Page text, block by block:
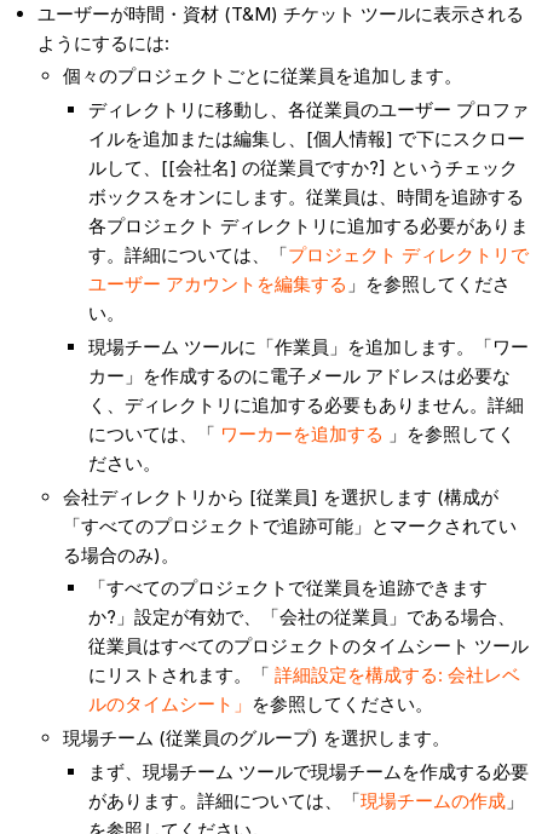
ユーザーが時間・資材 (T&M) チケット ツールに表示される
ようにするには:
個々のプロジェクトごとに従業員を追加します。
ディレクトリに移動し、各従業員のユーザー プロファ
イルを追加または編集し、[個人情報] で下にスクロー
ルして、[[会社名] の従業員ですか?] というチェック
ボックスをオンにします。従業員は、時間を追跡する
各プロジェクト ディレクトリに追加する必要がありま
す。詳細については、「プロジェクト ディレクトリで
ユーザー アカウントを編集する 」を参照してくださ
い。
現場チーム ツールに「作業員」を追加します。「ワー
カー」を作成するのに電子メール アドレスは必要な
く、ディレクトリに追加する必要もありません。詳細
については、「 ワーカーを追加する 」を参照してく
ださい。
会社ディレクトリから [従業員] を選択します (構成が
「すべてのプロジェクトで追跡可能」とマークされてい
る場合のみ)。
「すべてのプロジェクトで従業員を追跡できます
か?」設定が有効で、「会社の従業員」である場合、
従業員はすべてのプロジェクトのタイムシート ツール
にリストされます。「詳細設定を構成する: 会社レベ
ルのタイムシート」 を参照してください。
現場チーム (従業員のグループ) を選択します。
まず、現場チーム ツールで現場チームを作成する必要
があります。詳細については、「現場チームの作成 」